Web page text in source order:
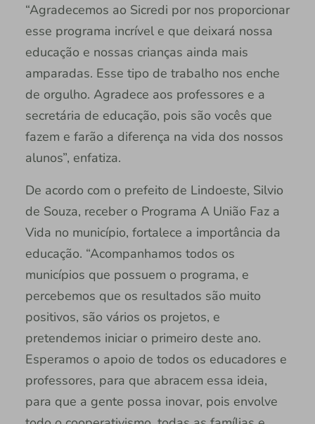
“Agradecemos ao Sicredi por nos proporcionar
esse programa incrível e que deixará nossa
educação e nossas crianças ainda mais
amparadas. Esse tipo de trabalho nos enche
de orgulho. Agradece aos professores e a
secretária de educação, pois são vocês que
fazem e farão a diferença na vida dos nossos
alunos”, enfatiza.
De acordo com o prefeito de Lindoeste, Silvio
de Souza, receber o Programa A União Faz a
Vida no município, fortalece a importância da
educação. “Acompanhamos todos os
municípios que possuem o programa, e
percebemos que os resultados são muito
positivos, são vários os projetos, e
pretendemos iniciar o primeiro deste ano.
Esperamos o apoio de todos os educadores e
professores, para que abracem essa ideia,
para que a gente possa inovar, pois envolve